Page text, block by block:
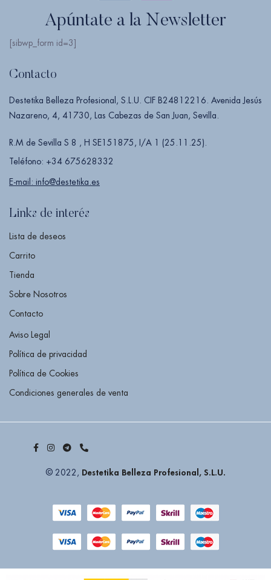
Apúntate a la Newsletter
[sibwp_form id=3]
Contacto
Destetika Belleza Profesional, S.L.U. CIF B24812216. Avenida Jesús
Nazareno, 4, 41730, Las Cabezas de San Juan, Sevilla.
R.M de Sevilla S 8 , H SE151875, I/A 1 (25.11.25).
Teléfono: +34 675628332
E-mail: info@destetika.es
Links de interés
Lista de deseos
Carrito
Tienda
Sobre Nosotros
Contacto
Aviso Legal
Política de privacidad
Política de Cookies
Condiciones generales de venta
© 2022, Destetika Belleza Profesional, S.L.U.